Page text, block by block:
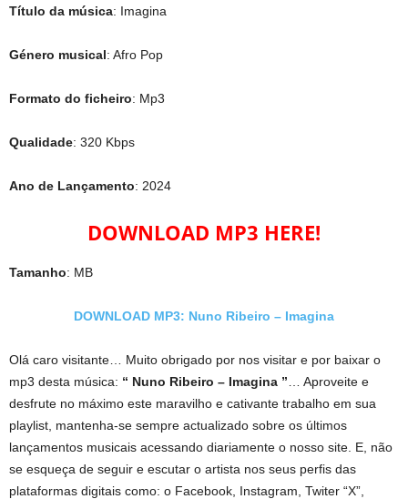
Título da música: Imagina
Género musical: Afro Pop
Formato do ficheiro: Mp3
Qualidade: 320 Kbps
Ano de Lançamento: 2024
DOWNLOAD MP3 HERE!
Tamanho: MB
DOWNLOAD MP3: Nuno Ribeiro – Imagina
Olá caro visitante… Muito obrigado por nos visitar e por baixar o
mp3 desta música: “ Nuno Ribeiro – Imagina ” … Aproveite e
desfrute no máximo este maravilho e cativante trabalho em sua
playlist, mantenha-se sempre actualizado sobre os últimos
lançamentos musicais acessando diariamente o nosso site. E, não
se esqueça de seguir e escutar o artista nos seus perfis das
plataformas digitais como: o Facebook, Instagram, Twiter “X”,